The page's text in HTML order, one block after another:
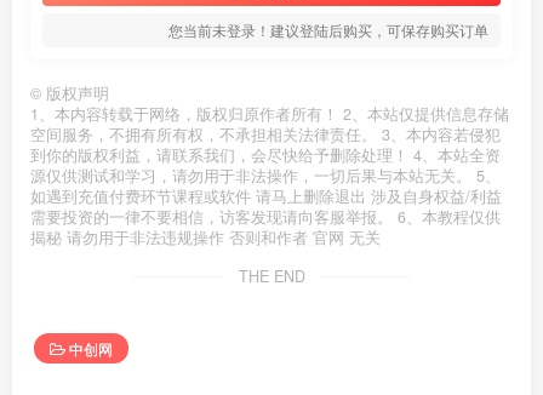
您当前未登录！建议登陆后购买，可保存购买订单
© 版权声明
1、本内容转载于网络，版权归原作者所有！ 2、本站仅提供信息存储
空间服务，不拥有所有权，不承担相关法律责任。 3、本内容若侵犯
到你的版权利益，请联系我们，会尽快给予删除处理！ 4、本站全资
源仅供测试和学习，请勿用于非法操作，一切后果与本站无关。 5、
如遇到充值付费环节课程或软件 请马上删除退出 涉及自身权益/利益
需要投资的一律不要相信，访客发现请向客服举报。 6、本教程仅供
揭秘 请勿用于非法违规操作 否则和作者 官网 无关
THE END
中创网